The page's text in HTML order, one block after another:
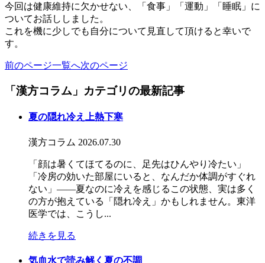
今回は健康維持に欠かせない、「食事」「運動」「睡眠」に
ついてお話ししました。
これを機に少しでも自分について見直して頂けると幸いで
す。
前のページ一覧へ次のページ
「漢方コラム」カテゴリの最新記事
夏の隠れ冷え上熱下寒
漢方コラム 2026.07.30
「顔は暑くてほてるのに、足先はひんやり冷たい」
「冷房の効いた部屋にいると、なんだか体調がすぐれ
ない」――夏なのに冷えを感じるこの状態、実は多く
の方が抱えている「隠れ冷え」かもしれません。東洋
医学では、こうし...
続きを見る
気血水で読み解く夏の不調